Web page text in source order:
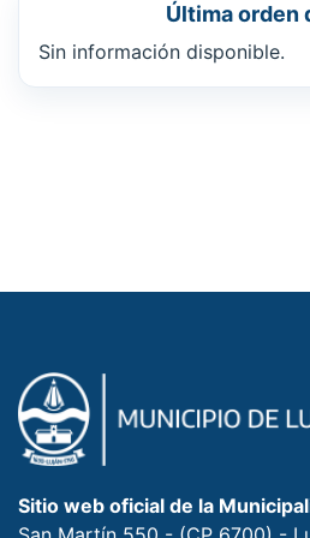
Última orden
Sin información disponible.
Sitio web oficial de la